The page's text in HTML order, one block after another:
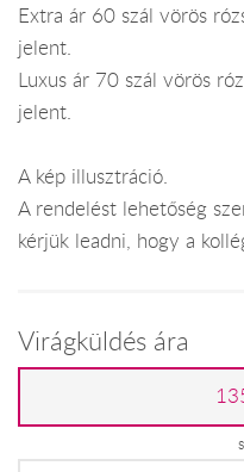
Extra ár 60 szál vörös
jelent.
Luxus ár 70 szál vörös
jelent.
A kép illusztráció.
A rendelést lehetőség
kérjük leadni, hogy a
Virágküldés ára